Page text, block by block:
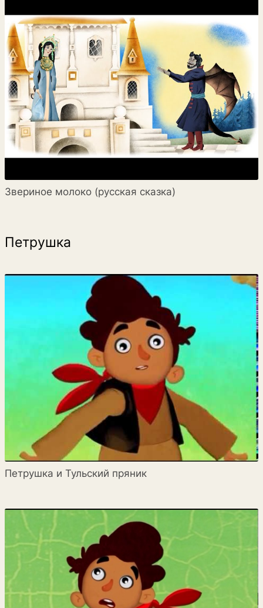
Звериное молоко (русская сказка)
Петрушка
Петрушка и Тульский пряник